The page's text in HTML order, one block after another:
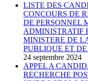
LISTE DES
CONCOURS DE
DE PERSONNEL
ADMINISTRATIF
MINISTERE DE
PUBLIQUE ET
24 septembre 2024
APPEL A
RECHERCHE